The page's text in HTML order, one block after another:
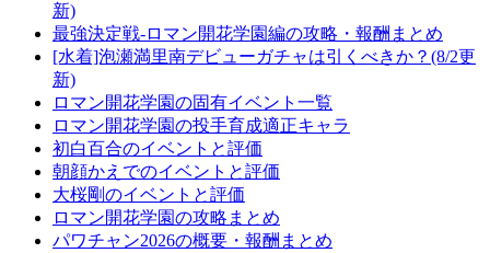
新)
最強決定戦-ロマン開花学園編の攻略・報酬まとめ
[水着]泡瀬満里南デビューガチャは引くべきか？(8/2更
新)
ロマン開花学園の固有イベント一覧
ロマン開花学園の投手育成適正キャラ
初白百合のイベントと評価
朝顔かえでのイベントと評価
大桜剛のイベントと評価
ロマン開花学園の攻略まとめ
パワチャン2026の概要・報酬まとめ